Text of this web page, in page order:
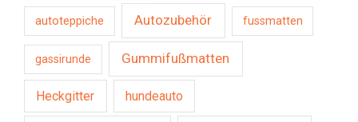
autoteppiche Autozubehör fussmatten
gassirunde Gummifußmatten
Heckgitter hundeauto